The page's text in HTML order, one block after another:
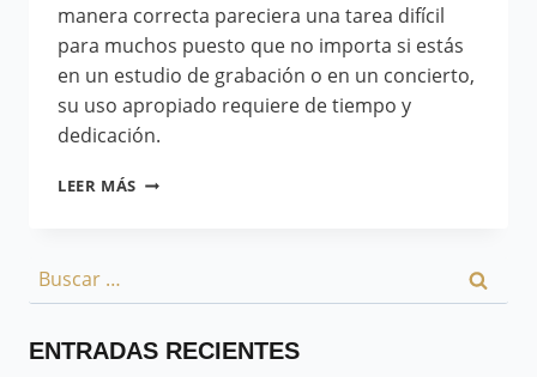
manera correcta pareciera una tarea difícil
para muchos puesto que no importa si estás
en un estudio de grabación o en un concierto,
su uso apropiado requiere de tiempo y
dedicación.
LEER MÁS
ENTRADAS RECIENTES